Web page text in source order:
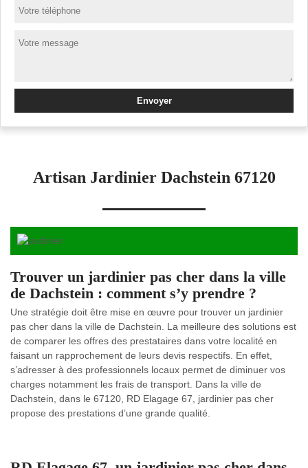
Artisan Jardinier Dachstein 67120
Trouver un jardinier pas cher dans la ville
de Dachstein : comment s’y prendre ?
Une stratégie doit être mise en œuvre pour trouver un jardinier
pas cher dans la ville de Dachstein. La meilleure des solutions est
de comparer les offres des prestataires dans votre localité en
faisant un rapprochement de leurs devis respectifs. En effet,
s’adresser à des professionnels locaux permet de diminuer vos
charges notamment les frais de transport. Dans la ville de
Dachstein, dans le 67120, RD Elagage 67, jardinier pas cher
propose des prestations d’une grande qualité.